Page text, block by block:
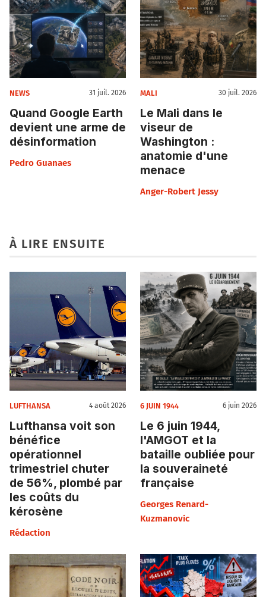
NEWS 31 juil. 2026
Quand Google Earth
devient une arme de
désinformation
Pedro Guanaes
MALI 30 juil. 2026
Le Mali dans le
viseur de
Washington :
anatomie d'une
menace
Anger-Robert Jessy
À LIRE ENSUITE
LUFTHANSA 4 août 2026
Lufthansa voit son
bénéfice
opérationnel
trimestriel chuter
de 56%, plombé par
les coûts du
kérosène
Rédaction
6 JUIN 1944 6 juin 2026
Le 6 juin 1944,
l'AMGOT et la
bataille oubliée pour
la souveraineté
française
Georges Renard-
Kuzmanovic